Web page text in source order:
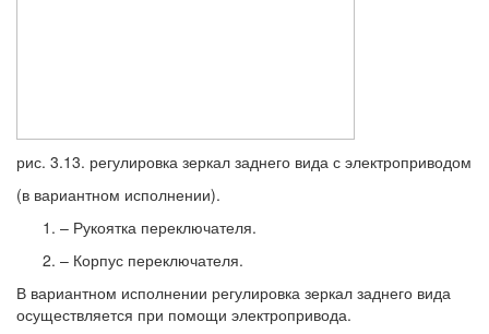
рис. 3.13. регулировка зеркал заднего вида с электроприводом
(в вариантном исполнении).
– Рукоятка переключателя.
– Корпус переключателя.
В вариантном исполнении регулировка зеркал заднего вида
осуществляется при помощи электропривода.